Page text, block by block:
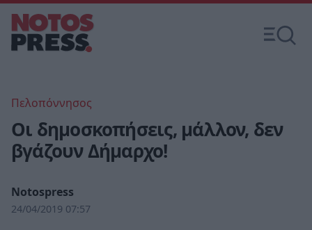
Πελοπόννησος
Οι δημοσκοπήσεις, μάλλον, δεν
βγάζουν Δήμαρχο!
Notospress
24/04/2019 07:57